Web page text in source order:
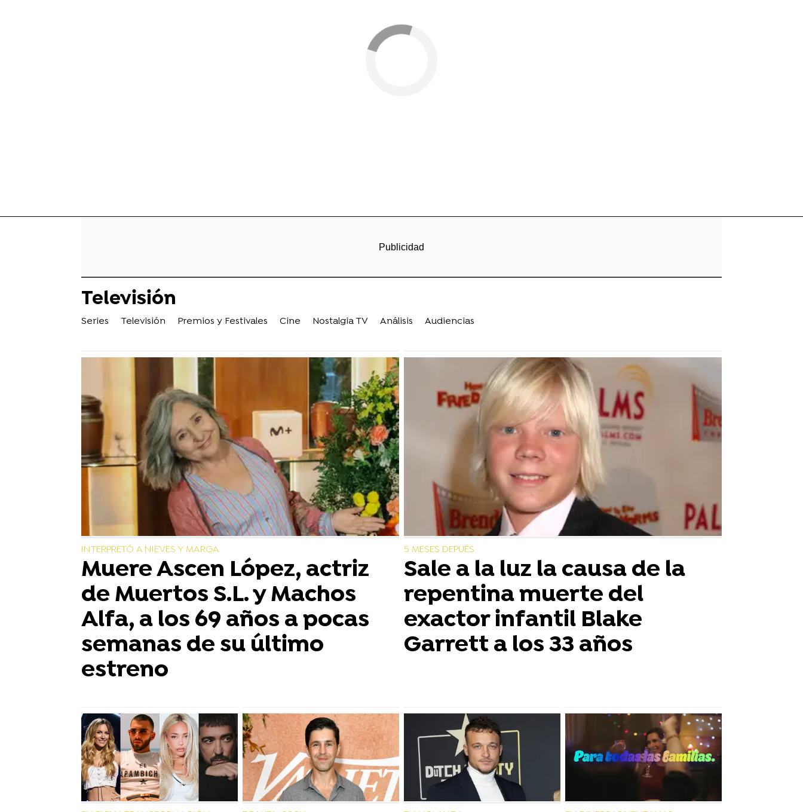
Televisión
Series Televisión Premios y Festivales Cine Nostalgia TV Análisis Audiencias
INTERPRETÓ A NIEVES Y MARGA
Muere Ascen López, actriz
de Muertos S.L. y Machos
Alfa, a los 69 años a pocas
semanas de su último
estreno
5 MESES DEPUÉS
Sale a la luz la causa de la
repentina muerte del
exactor infantil Blake
Garrett a los 33 años